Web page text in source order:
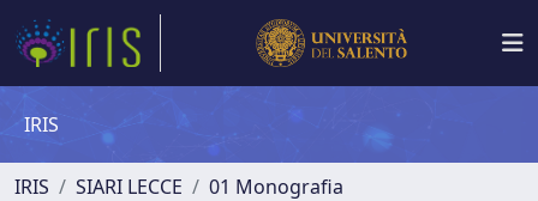
IRIS
IRIS SIARI LECCE
01 Monografia